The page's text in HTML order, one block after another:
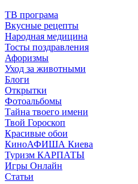
ТВ програма
Вкусные рецепты
Народная медицина
Тосты поздравления
Афоризмы
Уход за животными
Блоги
Открытки
Фотоальбомы
Тайна твоего имени
Твой Гороскоп
Красивые обои
КиноАФИША Киева
Туризм КАРПАТЫ
Игры Онлайн
Статьи